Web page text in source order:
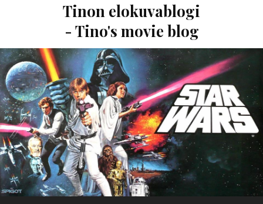
Tinon elokuvablogi
- Tino's movie blog